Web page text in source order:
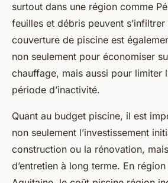
surtout dans une région comme
feuilles et débris peuvent
couverture de piscine est
non seulement pour économiser
chauffage, mais aussi pour limiter
période d’inactivité.
Quant au budget piscine, il est
non seulement l’investissement
construction ou la rénovation,
d’entretien à long terme. En